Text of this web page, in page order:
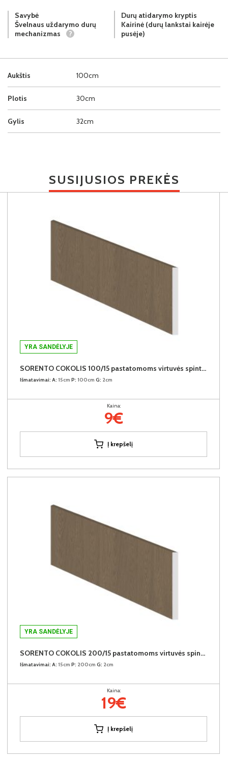
Aukštis 100cm
Plotis 30cm
Gylis 32cm
Savybė
Švelnaus uždarymo durų
mechanizmas
?
Durų atidarymo kryptis
Kairinė (durų lankstai kairėje
pusėje)
SUSIJUSIOS PREKĖS
YRA SANDĖLYJE
SORENTO COKOLIS 100/15 pastatomoms virtuvės spintelėms
Išmatavimai: A: 15cm P: 100cm G: 2cm
Kaina:
9€
Į krepšelį
YRA SANDĖLYJE
SORENTO COKOLIS 200/15 pastatomoms virtuvės spintelėms (Baltic Storm)
Išmatavimai: A: 15cm P: 200cm G: 2cm
Kaina:
19€
Į krepšelį